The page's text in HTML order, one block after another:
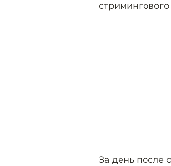
За день после